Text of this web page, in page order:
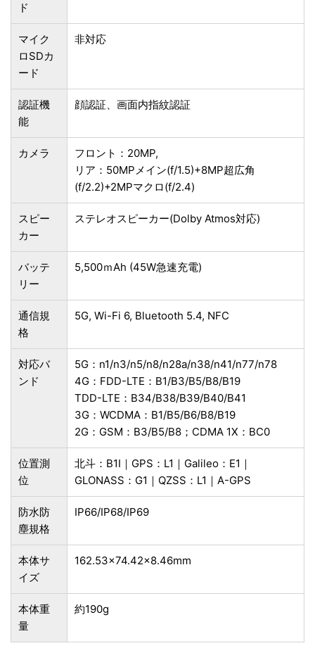
ド
マイク
ロSDカ
ード
非対応
認証機
能
顔認証、画面内指紋認証
カメラ
フロント：20MP,
リア：50MPメイン(f/1.5)+8MP超広角
(f/2.2)+2MPマクロ(f/2.4)
スピー
カー
ステレオスピーカー(Dolby Atmos対応)
バッテ
リー
5,500ｍAh (45W急速充電)
通信規
格
5G, Wi-Fi 6, Bluetooth 5.4, NFC
対応バ
ンド
5G：n1/n3/n5/n8/n28a/n38/n41/n77/n78
4G：FDD-LTE：B1/B3/B5/B8/B19
TDD-LTE：B34/B38/B39/B40/B41
3G：WCDMA：B1/B5/B6/B8/B19
2G：GSM：B3/B5/B8；CDMA 1X：BC0
位置測
位
北斗：B1I｜GPS：L1｜Galileo：E1｜
GLONASS：G1｜QZSS：L1｜A-GPS
防水防
塵規格
IP66/IP68/IP69
本体サ
イズ
162.53×74.42×8.46mm
本体重
量
約190g